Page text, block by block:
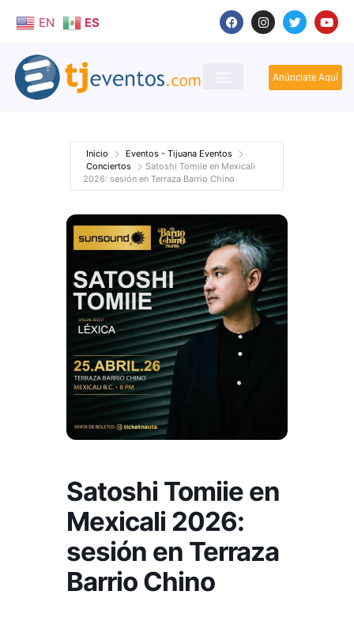
EN ES
Anúnciate Aquí
Inicio
Eventos - Tijuana Eventos
Conciertos
Satoshi Tomiie en Mexicali
2026: sesión en Terraza Barrio Chino
Satoshi Tomiie en
Mexicali 2026:
sesión en Terraza
Barrio Chino